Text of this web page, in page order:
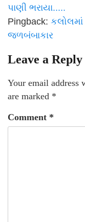
પાણી ભરાયા.....
Pingback:
જળબંબાકાર
Leave a Reply
Your email address
are marked *
Comment *